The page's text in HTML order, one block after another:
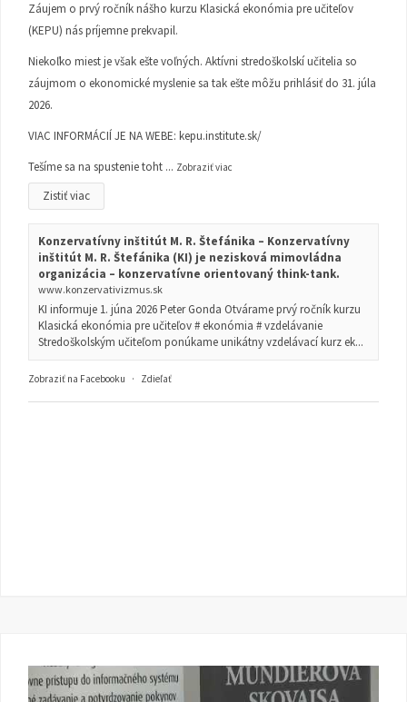
Záujem o prvý ročník nášho kurzu Klasická ekonómia pre učiteľov
(KEPU) nás príjemne prekvapil.
Niekoľko miest je však ešte voľných. Aktívni stredoškolskí učitelia so
záujmom o ekonomické myslenie sa tak ešte môžu prihlásiť do 31. júla
2026.
VIAC INFORMÁCIÍ JE NA WEBE: kepu.institute.sk/
Tešíme sa na spustenie toht ... Zobraziť viac
Zistiť viac
Konzervatívny inštitút M. R. Štefánika – Konzervatívny
inštitút M. R. Štefánika (KI) je nezisková mimovládna
organizácia – konzervatívne orientovaný think-tank.
www.konzervativizmus.sk
KI informuje 1. júna 2026 Peter Gonda Otvárame prvý ročník kurzu
Klasická ekonómia pre učiteľov # ekonómia # vzdelávanie
Stredoškolským učiteľom ponúkame unikátny vzdelávací kurz ek...
Zobraziť na Facebooku · Zdieľať